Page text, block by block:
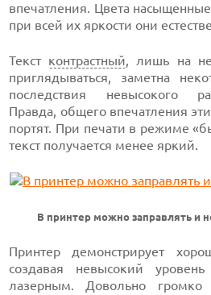
впечатления. Цвета
при всей их яркости они
Текст контрастный, лишь на
приглядываться, заметна
последствия невысокого
Правда, общего впечатления
портят. При печати в режиме
текст получается менее яркий.
В принтер можно заправлять и
Принтер демонстрирует
создавая невысокий
лазерным. Довольно громко